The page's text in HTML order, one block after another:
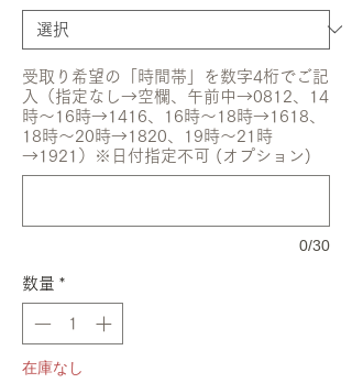
受取り希望の「時間帯」を数字4桁でご記
入（指定なし→空欄、午前中→0812、14
時〜16時→1416、16時〜18時→1618、
18時〜20時→1820、19時〜21時
→1921）※日付指定不可 (オプション)
0/30
数量 *
在庫なし